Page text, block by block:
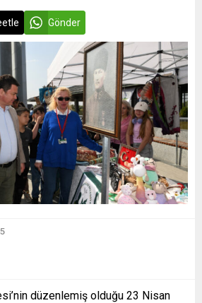
Gönder
düzenlemiş olduğu 23 Nisan